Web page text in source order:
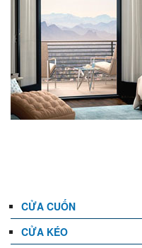
CỬA CUỐN
CỬA KÉO